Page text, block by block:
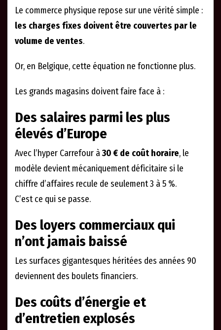
Le commerce physique repose sur une vérité simple :
les charges fixes doivent être couvertes par le
volume de ventes.
Or, en Belgique, cette équation ne fonctionne plus.
Les grands magasins doivent faire face à :
Des salaires parmi les plus
élevés d’Europe
Avec l’hyper Carrefour à30 € de coût horaire, le
modèle devient mécaniquement déficitaire si le
chiffre d’affaires recule de seulement 3 à 5 %.
C’est ce qui se passe.
Des loyers commerciaux qui
n’ont jamais baissé
Les surfaces gigantesques héritées des années 90
deviennent des boulets financiers.
Des coûts d’énergie et
d’entretien explosés